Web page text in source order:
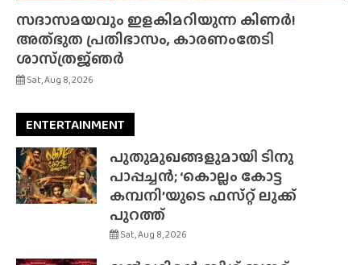
സദാസമയവും ഇളകിമറിയുന്ന കിണർ!
അത്‌ഭുത പ്രതിഭാസം, കാരണംതേടി
ശാസ്‌ത്രജ്‌ഞർ
Sat, Aug 8, 2026
ENTERTAINMENT
പുതുമുഖങ്ങളുമായി ടിനു
പാപ്പച്ചൻ; ‘കൊല്ലം കോട്ട
കമ്പനി’യുടെ ഫസ്‌റ്റ് ലുക്ക്
പുറത്ത്
Sat, Aug 8, 2026